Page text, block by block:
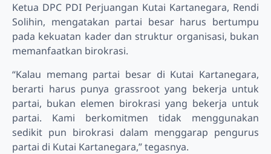
Ketua DPC PDI Perjuangan Kutai Kartanegara, Rendi
Solihin, mengatakan partai besar harus bertumpu
pada kekuatan kader dan struktur organisasi, bukan
memanfaatkan birokrasi.
“Kalau memang partai besar di Kutai Kartanegara,
berarti harus punya grassroot yang bekerja untuk
partai, bukan elemen birokrasi yang bekerja untuk
partai. Kami berkomitmen tidak menggunakan
sedikit pun birokrasi dalam menggarap pengurus
partai di Kutai Kartanegara,” tegasnya.